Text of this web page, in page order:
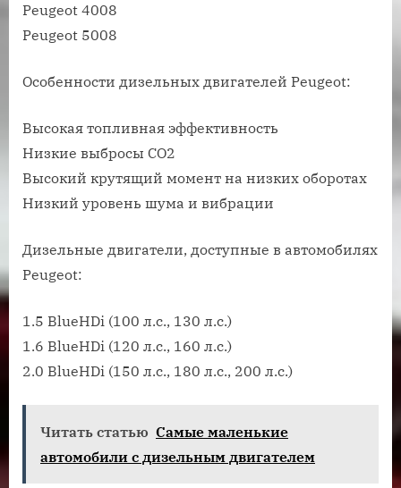
Peugeot 4008
Peugeot 5008
Особенности дизельных двигателей Peugeot:
Высокая топливная эффективность
Низкие выбросы CO2
Высокий крутящий момент на низких оборотах
Низкий уровень шума и вибрации
Дизельные двигатели, доступные в автомобилях
Peugeot:
1.5 BlueHDi (100 л.с., 130 л.с.)
1.6 BlueHDi (120 л.с., 160 л.с.)
2.0 BlueHDi (150 л.с., 180 л.с., 200 л.с.)
Читать статью Самые маленькие
автомобили с дизельным двигателем